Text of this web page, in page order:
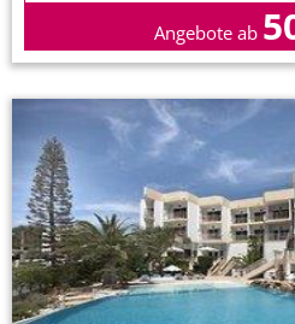
Angebote ab